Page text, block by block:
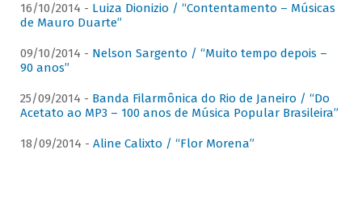
16/10/2014 - Luiza Dionizio / “Contentamento – Músicas
de Mauro Duarte”
09/10/2014 - Nelson Sargento / “Muito tempo depois –
90 anos”
25/09/2014 - Banda Filarmônica do Rio de Janeiro / “Do
Acetato ao MP3 – 100 anos de Música Popular Brasileira”
18/09/2014 - Aline Calixto / “Flor Morena”